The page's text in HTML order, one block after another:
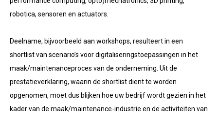
robotica, sensoren en actuators.
Deelname, bijvoorbeeld aan workshops, resulteert in een
shortlist van scenario’s voor digitaliseringstoepassingen in het
maak/maintenanceproces van de onderneming. Uit de
prestatieverklaring, waarin de shortlist dient te worden
opgenomen, moet dus blijken hoe uw bedrijf wordt gezien in het
kader van de maak/maintenance-industrie en de activiteiten van